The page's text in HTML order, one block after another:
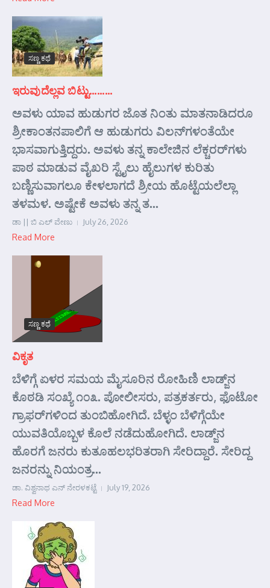
ಸಣ್ಣ ಕಥೆ
ಇರುವುದೆಲ್ಲವ ಬಿಟ್ಟು………
ಅವಳು ಯಾವ ಹುಡುಗರ ಜೊತ ನಿಂತು ಮಾತನಾಡಿದರೂ
ಶ್ರೀಕಾಂತನಪಾಲಿಗೆ ಆ ಹುಡುಗರು ವಿಲನ್‌ಗಳಂತೆಯೇ
ಭಾಸವಾಗುತ್ತಿದ್ದರು. ಅವಳು ತನ್ನ ಕಾಲೇಜಿನ ಲೆಕ್ಚರರ್‌ಗಳು
ಪಾಠ ಮಾಡುವ ವೈಖರಿ ಸ್ಟೈಲು ಹೈಲುಗಳ ಕುರಿತು
ಬಣ್ಣಿಸುವಾಗಲೂ ಕೇಳಲಾಗದೆ ಶ್ರೀಯ ಹೊಟ್ಟೆಯಲೆಲ್ಲಾ
ತಳಮಳ. ಅಷ್ಟೇಕೆ ಅವಳು ತನ್ನ ತ...
ಡಾ || ಬಿ ಎಲ್ ವೇಣು July 26, 2026
Read More
ಸಣ್ಣ ಕಥೆ
ವಿಕೃತ
ಬೆಳಿಗ್ಗೆ ಏಳರ ಸಮಯ ಮೈಸೂರಿನ ರೋಹಿಣಿ ಲಾಡ್ಜ್‌ನ
ಕೊಠಡಿ ಸಂಖ್ಯೆ ೧೦೩. ಪೋಲೀಸರು, ಪತ್ರಕರ್ತರು, ಫೊಟೋ
ಗ್ರಾಫರ್‌ಗಳಿಂದ ತುಂಬಿಹೋಗಿದೆ. ಬೆಳ್ಳಂ ಬೆಳಿಗ್ಗೆಯೇ
ಯುವತಿಯೊಬ್ಬಳ ಕೊಲೆ ನಡೆದುಹೋಗಿದೆ. ಲಾಡ್ಜ್‌ನ
ಹೊರಗೆ ಜನರು ಕುತೂಹಲಭರಿತರಾಗಿ ಸೇರಿದ್ದಾರೆ. ಸೇರಿದ್ದ
ಜನರನ್ನು ನಿಯಂತ್ರ...
ಡಾ. ವಿಶ್ವನಾಥ ಎನ್ ನೇರಳಕಟ್ಟೆ July 19, 2026
Read More